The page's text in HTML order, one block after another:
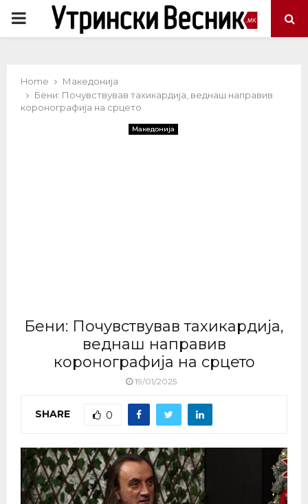
PRIMARY
Home
Македонија
Бени: Почувствував тахикардија, веднаш направив
коронографија на срцето
Македонија
Бени: Почувствував тахикардија,
веднаш направив
коронографија на срцето
19/01/2025
SHARE 0